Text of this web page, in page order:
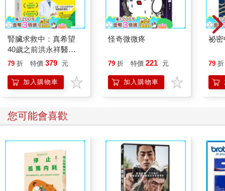
腎臟求救中：真希望
40歲之前洪永祥醫師
就告訴我這些事
79 折 特價 379 元
加入購物車
怪奇微微疼
79 折 特價 221 元
加入購物車
祕
79 折
您可能會喜歡